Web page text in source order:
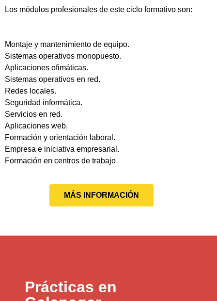
Los módulos profesionales de este ciclo formativo son:
Montaje y mantenimiento de equipo.
Sistemas operativos monopuesto.
Aplicaciones ofimáticas.
Sistemas operativos en red.
Redes locales.
Seguridad informática.
Servicios en red.
Aplicaciones web.
Formación y orientación laboral.
Empresa e iniciativa empresarial.
Formación en centros de trabajo
MÁS INFORMACIÓN
Prácticas en